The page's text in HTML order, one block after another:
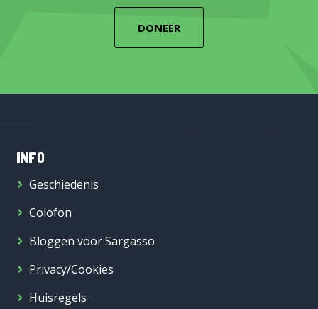
DONEER
INFO
Geschiedenis
Colofon
Bloggen voor Sargasso
Privacy/Cookies
Huisregels